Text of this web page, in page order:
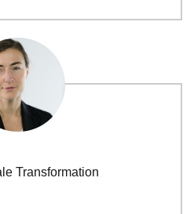
Transformation